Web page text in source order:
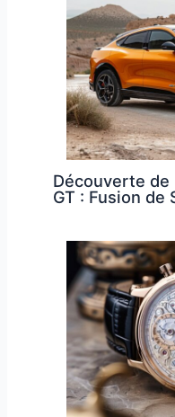
Découverte de
GT : Fusion de